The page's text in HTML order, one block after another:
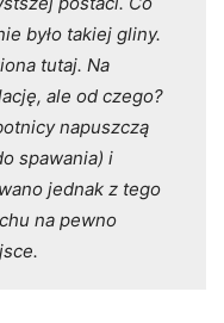
było takiej gliny.
tutaj. Na
ale od czego?
napuszczą
spawania) i
jednak z tego
na pewno